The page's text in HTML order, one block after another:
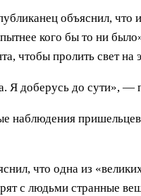
объяснил, что
кого бы то ни
чтобы пролить свет на
Я доберусь до сути», —
наблюдения
что одна из
с людьми странные